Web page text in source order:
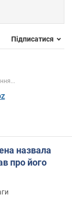
Підписатися
назвала
про його